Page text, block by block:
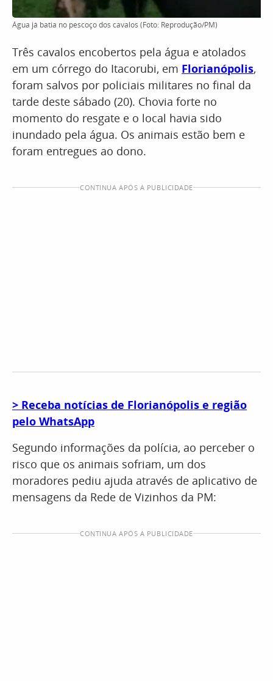
Água já batia no pescoço dos cavalos (Foto: Reprodução/PM)
Três cavalos encobertos pela água e atolados
em um córrego do Itacorubi, em Florianópolis,
foram salvos por policiais militares no final da
tarde deste sábado (20). Chovia forte no
momento do resgate e o local havia sido
inundado pela água. Os animais estão bem e
foram entregues ao dono.
CONTINUA APÓS A PUBLICIDADE
> Receba notícias de Florianópolis e região
pelo WhatsApp
Segundo informações da polícia, ao perceber o
risco que os animais sofriam, um dos
moradores pediu ajuda através de aplicativo de
mensagens da Rede de Vizinhos da PM:
CONTINUA APÓS A PUBLICIDADE